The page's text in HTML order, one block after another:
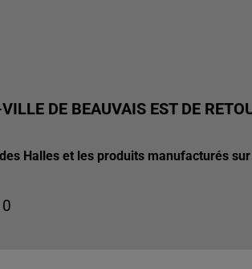
DE BEAUVAIS EST DE
Halles et les produits manufacturés